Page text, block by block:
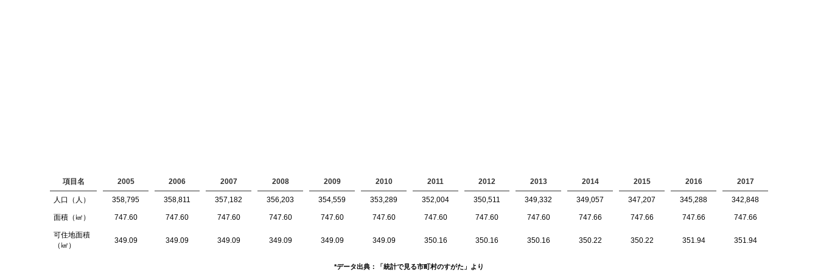
項目名 2005 2006 2007 2008 2009 2010 2011 2012 2013 2014 2015 2016 2017
人口（人） 358,795 358,811 357,182 356,203 354,559 353,289 352,004 350,511 349,332 349,057 347,207 345,288 342,848
面積（㎢） 747.60 747.60 747.60 747.60 747.60 747.60 747.60 747.60 747.60 747.66 747.66 747.66 747.66
可住地面積
（㎢）
349.09 349.09 349.09 349.09 349.09 349.09 350.16 350.16 350.16 350.22 350.22 351.94 351.94
*データ出典：「統計で見る市町村のすがた」より